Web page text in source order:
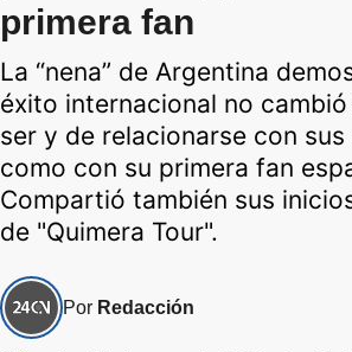
primera fan
La “nena” de Argentina
éxito internacional no
ser y de relacionarse con
como con su primera fan
Compartió también sus
de "Quimera Tour".
Por Redacción